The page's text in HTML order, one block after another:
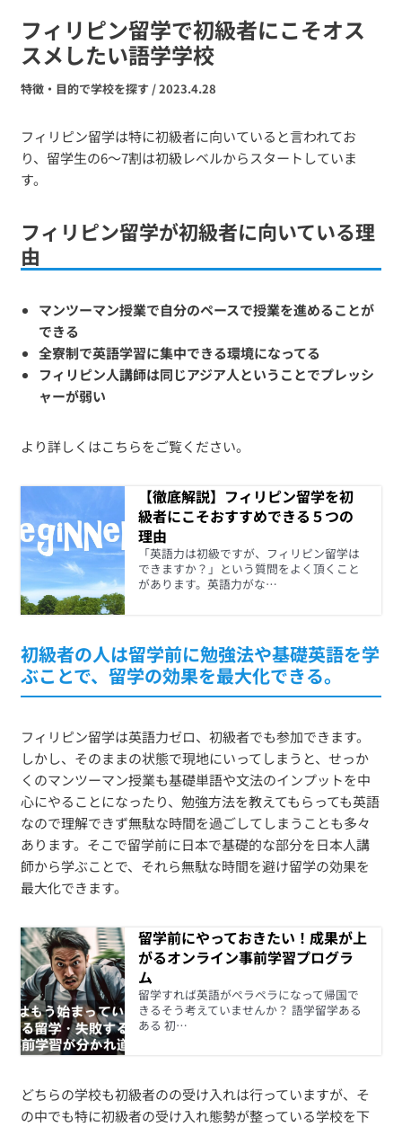
フィリピン留学で初級者にこそオス
スメしたい語学学校
特徴・目的で学校を探す /2023.4.28
フィリピン留学は特に初級者に向いていると言われてお
り、留学生の6～7割は初級レベルからスタートしていま
す。
フィリピン留学が初級者に向いている理
由
マンツーマン授業で自分のペースで授業を進めることが
できる
全寮制で英語学習に集中できる環境になってる
フィリピン人講師は同じアジア人ということでプレッシ
ャーが弱い
より詳しくはこちらをご覧ください。
【徹底解説】フィリピン留学を初
級者にこそおすすめできる５つの
理由
「英語力は初級ですが、フィリピン留学は
できますか？」という質問をよく頂くこと
があります。英語力がな…
初級者の人は留学前に勉強法や基礎英語を学
ぶことで、留学の効果を最大化できる。
フィリピン留学は英語力ゼロ、初級者でも参加できます。
しかし、そのままの状態で現地にいってしまうと、せっか
くのマンツーマン授業も基礎単語や文法のインプットを中
心にやることになったり、勉強方法を教えてもらっても英語
なので理解できず無駄な時間を過ごしてしまうことも多々
あります。そこで留学前に日本で基礎的な部分を日本人講
師から学ぶことで、それら無駄な時間を避け留学の効果を
最大化できます。
留学前にやっておきたい！成果が上
がるオンライン事前学習プログラ
ム
留学すれば英語がペラペラになって帰国で
きるそう考えていませんか？ 語学留学ある
ある 初…
どちらの学校も初級者のの受け入れは行っていますが、そ
の中でも特に初級者の受け入れ態勢が整っている学校を下